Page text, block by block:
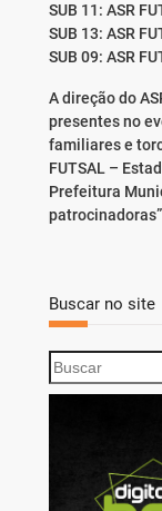
SUB 11: ASR
SUB 13: ASR
SUB 09: ASR
A direção do
presentes no
familiares e
FUTSAL –
Prefeitura
Buscar no site
S
e